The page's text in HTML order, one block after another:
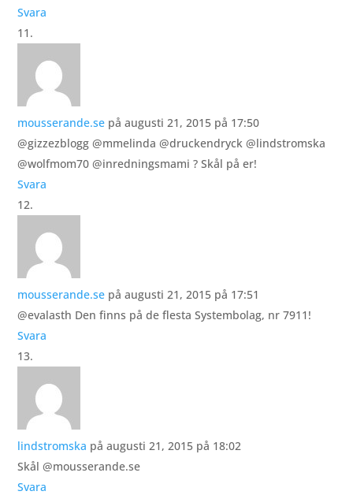
Svara
mousserande.se på augusti 21, 2015 på 17:50
@gizzezblogg @mmelinda @druckendryck @lindstromska
@wolfmom70 @inredningsmami ? Skål på er!
Svara
mousserande.se på augusti 21, 2015 på 17:51
@evalasth Den finns på de flesta Systembolag, nr 7911!
Svara
lindstromska på augusti 21, 2015 på 18:02
Skål @mousserande.se
Svara